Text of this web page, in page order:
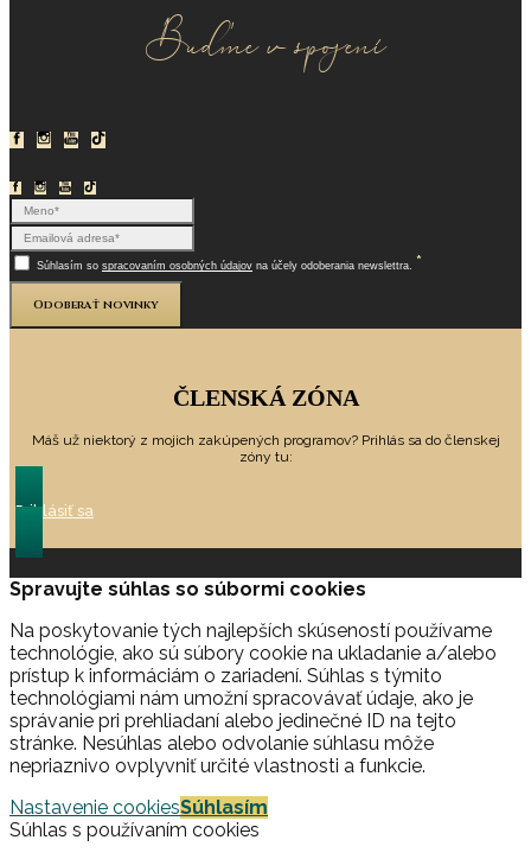
Buďme v spojení
Súhlasím so spracovaním osobných údajov na účely odoberania newslettra. *
Odoberať novinky
ČLENSKÁ ZÓNA
Máš už niektorý z mojich zakúpených programov? Prihlás sa do členskej
zóny tu:
Prihlásiť sa
Spravujte súhlas so súbormi cookies
Na poskytovanie tých najlepších skúseností používame
technológie, ako sú súbory cookie na ukladanie a/alebo
prístup k informáciám o zariadení. Súhlas s týmito
technológiami nám umožní spracovávať údaje, ako je
správanie pri prehliadaní alebo jedinečné ID na tejto
stránke. Nesúhlas alebo odvolanie súhlasu môže
nepriaznivo ovplyvniť určité vlastnosti a funkcie.
Nastavenie cookiesSúhlasím
Súhlas s používaním cookies